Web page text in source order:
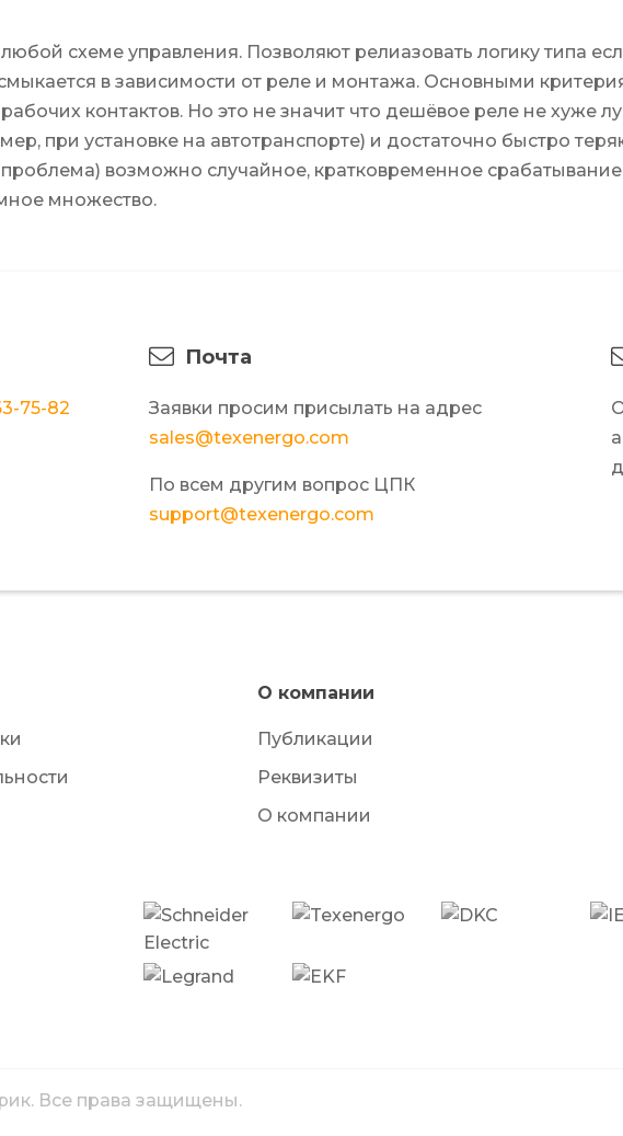
схеме управления. Позволяют релиазовать логику типа
в зависимости от реле и монтажа. Основными
контактов. Но это не значит что дешёвое реле не хуже
при установке на автотранспорте) и достаточно быстро
проблема) возможно случайное, кратковременное
множество.
75-82
Почта
Заявки просим присылать на адрес
sales@texenergo.com
По всем другим вопрос ЦПК
support@texenergo.com
О компании
Публикации
Реквизиты
О компании
Все права защищены.